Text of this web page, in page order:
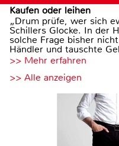
Kaufen oder leihen
„Drum prüfe, wer sich
Schillers Glocke. In der
solche Frage bisher
Händler und tauschte
>> Mehr erfahren
>> Alle anzeigen